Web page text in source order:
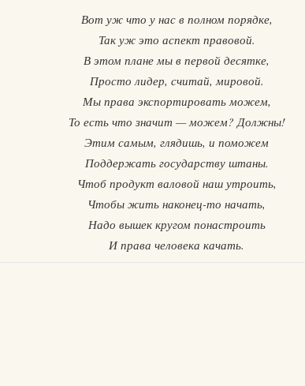
Вот уж что у нас в полном порядке,
Так уж это аспект правовой.
В этом плане мы в первой десятке,
Просто лидер, считай, мировой.
Мы права экспортировать можем,
То есть что значит — можем? Должны!
Этим самым, глядишь, и поможем
Поддержать государству штаны.
Чтоб продукт валовой наш утроить,
Чтобы жить наконец-то начать,
Надо вышек кругом понастроить
И права человека качать.